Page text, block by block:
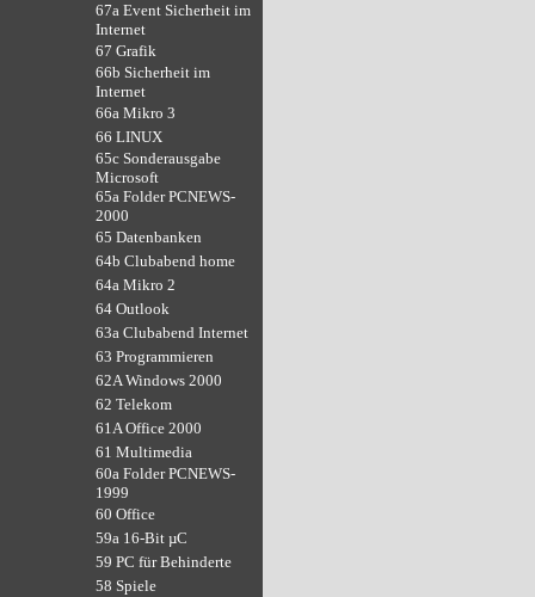
67a Event Sicherheit im
Internet
67 Grafik
66b Sicherheit im
Internet
66a Mikro 3
66 LINUX
65c Sonderausgabe
Microsoft
65a Folder PCNEWS-
2000
65 Datenbanken
64b Clubabend home
64a Mikro 2
64 Outlook
63a Clubabend Internet
63 Programmieren
62A Windows 2000
62 Telekom
61A Office 2000
61 Multimedia
60a Folder PCNEWS-
1999
60 Office
59a 16-Bit µC
59 PC für Behinderte
58 Spiele